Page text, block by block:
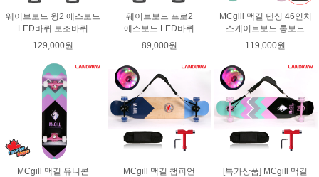
웨이브보드 윙2 에스보드
LED바퀴 보조바퀴
129,000원
웨이브보드 프로2
에스보드 LED바퀴
89,000원
MCgill 맥길 댄싱 46인치
스케이트보드 롱보드
119,000원
MCgill 맥길 유니콘
MCgill 맥길 챔피언
[특가상품] MCgill 맥길